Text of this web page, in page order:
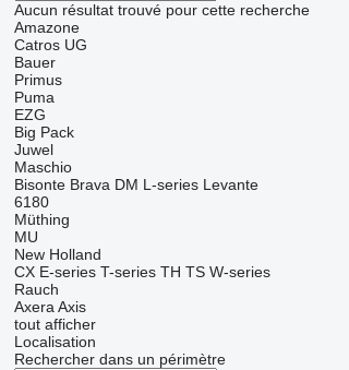
Aucun résultat trouvé pour cette recherche
Amazone
Catros UG
Bauer
Primus
Puma
EZG
Big Pack
Juwel
Maschio
Bisonte Brava DM L-series Levante
6180
Müthing
MU
New Holland
CX E-series T-series TH TS W-series
Rauch
Axera Axis
tout afficher
Localisation
Rechercher dans un périmètre